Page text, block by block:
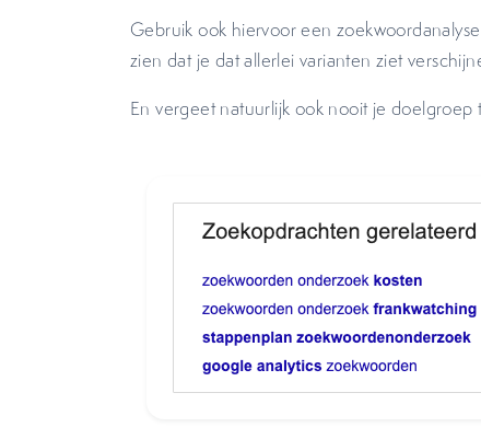
Gebruik ook hiervoor een
zien dat je dat allerlei varianten ziet
En vergeet natuurlijk ook nooit je